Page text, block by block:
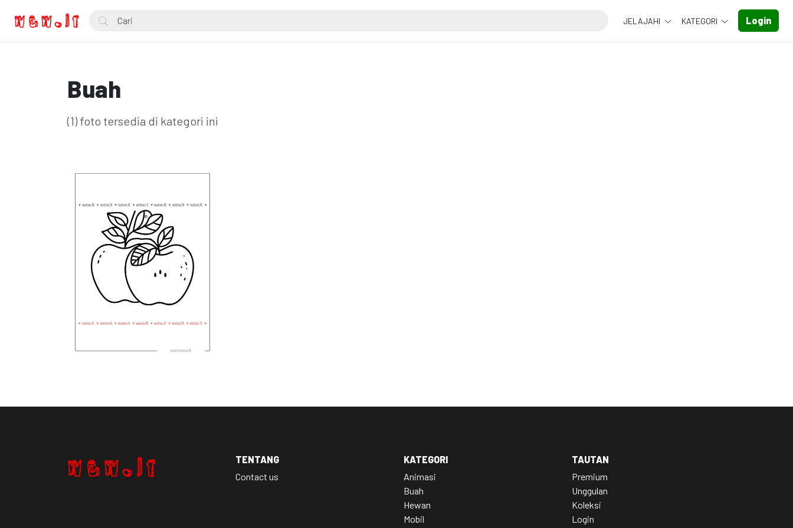
JELAJAHI KATEGORI Login
Buah
(1) foto tersedia di kategori ini
TENTANG
Contact us
KATEGORI
Animasi
Buah
Hewan
Mobil
TAUTAN
Premium
Unggulan
Koleksi
Login